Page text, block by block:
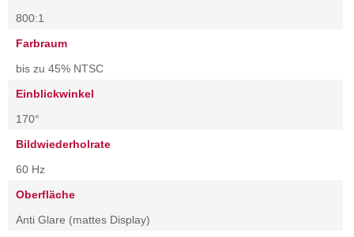
800:1
Farbraum
bis zu 45% NTSC
Einblickwinkel
170°
Bildwiederholrate
60 Hz
Oberfläche
Anti Glare (mattes Display)